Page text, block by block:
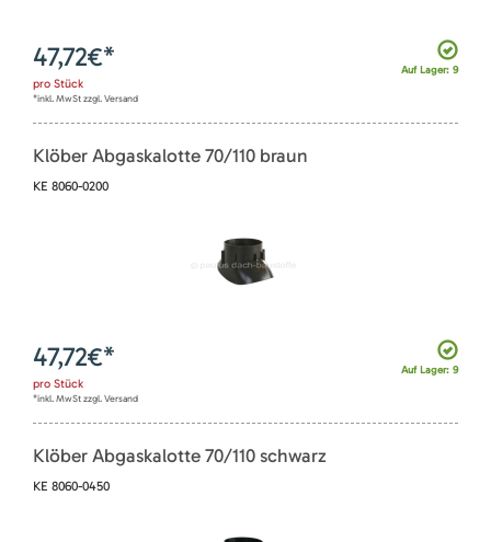
Auf Lager: 9
47,72€*
pro Stück
*inkl. MwSt zzgl. Versand
Klöber Abgaskalotte 70/110 braun
KE 8060-0200
Auf Lager: 9
47,72€*
pro Stück
*inkl. MwSt zzgl. Versand
Klöber Abgaskalotte 70/110 schwarz
KE 8060-0450